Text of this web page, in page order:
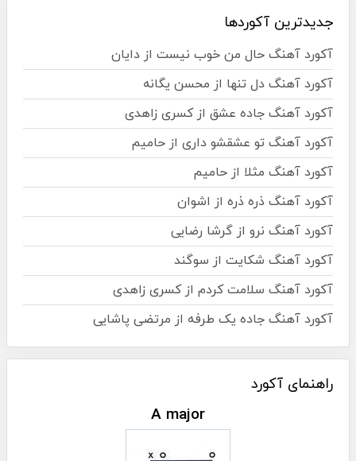
جدیدترین آکوردها
آکورد آهنگ حال من خوب نیست از دایان
آکورد آهنگ دل تنها از محسن یگانه
آکورد آهنگ جاده عشق از کسری زاهدی
آکورد آهنگ تو عشقشو داری از حامیم
آکورد آهنگ مثلا از حامیم
آکورد آهنگ ذره ذره از اشوان
آکورد آهنگ نرو از گرشا رضایی
آکورد آهنگ شکایت از سوگند
آکورد آهنگ سلامت کردم از کسری زاهدی
آکورد آهنگ جاده یک طرفه از مرتضی پاشایی
راهنمای آکورد
A major